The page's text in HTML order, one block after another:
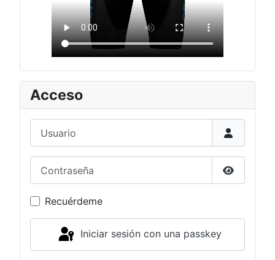
Acceso
Mostrar
Recuérdeme
Iniciar sesión con una passkey